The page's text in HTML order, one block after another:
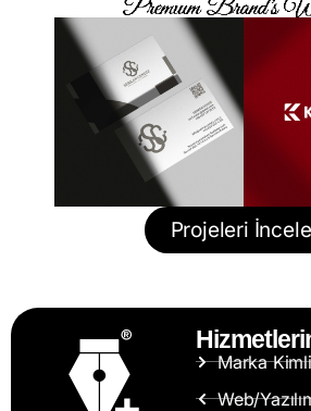
Projeleri
Marka
Web/